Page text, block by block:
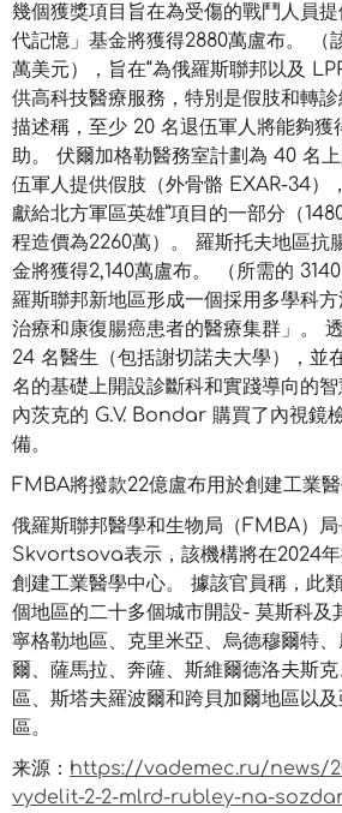
幾個獲獎項目旨在為受傷的戰鬥人員
代記憶」基金將獲得2880萬盧布。 （
萬美元），旨在“為俄羅斯聯邦以及
供高科技醫療服務，特別是假肢和轉
描述稱，至少 20 名退伍軍人將能夠獲
助。 伏爾加格勒醫務室計劃為 40 名
伍軍人提供假肢（外骨骼 EXAR-34
獻給北方軍區英雄”項目的一部分（
程造價為2260萬）。 羅斯托夫地區抗
金將獲得2,140萬盧布。 （所需的
羅斯聯邦新地區形成一個採用多學科方
治療和康復腸癌患者的醫療集群」。
24 名醫生（包括謝切諾夫大學），並
名的基礎上開設診斷科和實踐導向的
內茨克的 G.V. Bondar 購買了內視鏡
備。
FMBA將撥款22億盧布用於創建工業
俄羅斯聯邦醫學和生物局（FMBA）
Skvortsova表示，該機構將在2024年
創建工業醫學中心。 據該官員稱，此
個地區的二十多個城市開設- 莫斯科及
寧格勒地區、克里米亞、烏德穆爾特
爾、薩馬拉、奔薩、斯維爾德洛夫斯
區、斯塔夫羅波爾和跨貝加爾地區以
區。
来源： https://vademec.ru/news/
vydelit-2-2-mlrd-rubley-na-